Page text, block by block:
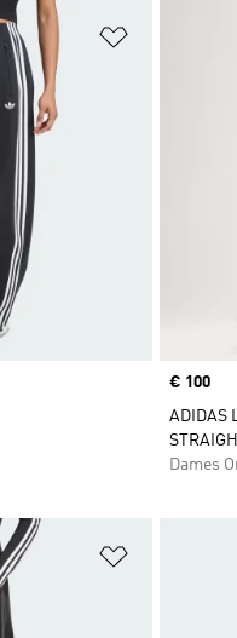
Op
Price
€ 100
ADIDAS
Dames
Op